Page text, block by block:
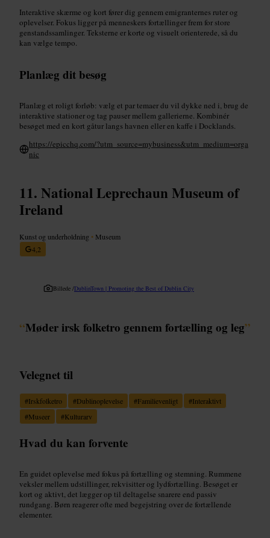
Interaktive skærme og kort fører dig gennem emigranternes ruter og
oplevelser. Fokus ligger på menneskers fortællinger frem for store
genstandssamlinger. Teksterne er korte og visuelt orienterede, så du
kan vælge tempo.
Planlæg dit besøg
Planlæg et roligt forløb: vælg et par temaer du vil dykke ned i, brug de
interaktive stationer og tag pauser mellem gallerierne. Kombinér
besøget med en kort gåtur langs havnen eller en kaffe i Docklands.
https://epicchq.com/?utm_source=mybusiness&utm_medium=orga
nic
National Leprechaun Museum of
Ireland
Kunst og underholdning • Museum
4,2
Billede /DublinTown | Promoting the Best of Dublin City
“Møder irsk folketro gennem fortælling og leg”
Velegnet til
#Irskfolketro #Dublinoplevelse #Familievenligt #Interaktivt
#Museer #Kulturarv
Hvad du kan forvente
En guidet oplevelse med fokus på fortælling og stemning. Rummene
veksler mellem udstillinger, rekvisitter og lydfortælling. Besøget er
kort og aktivt, det lægger op til deltagelse snarere end passiv
rundgang. Børn reagerer ofte med begejstring over de fortællende
elementer.